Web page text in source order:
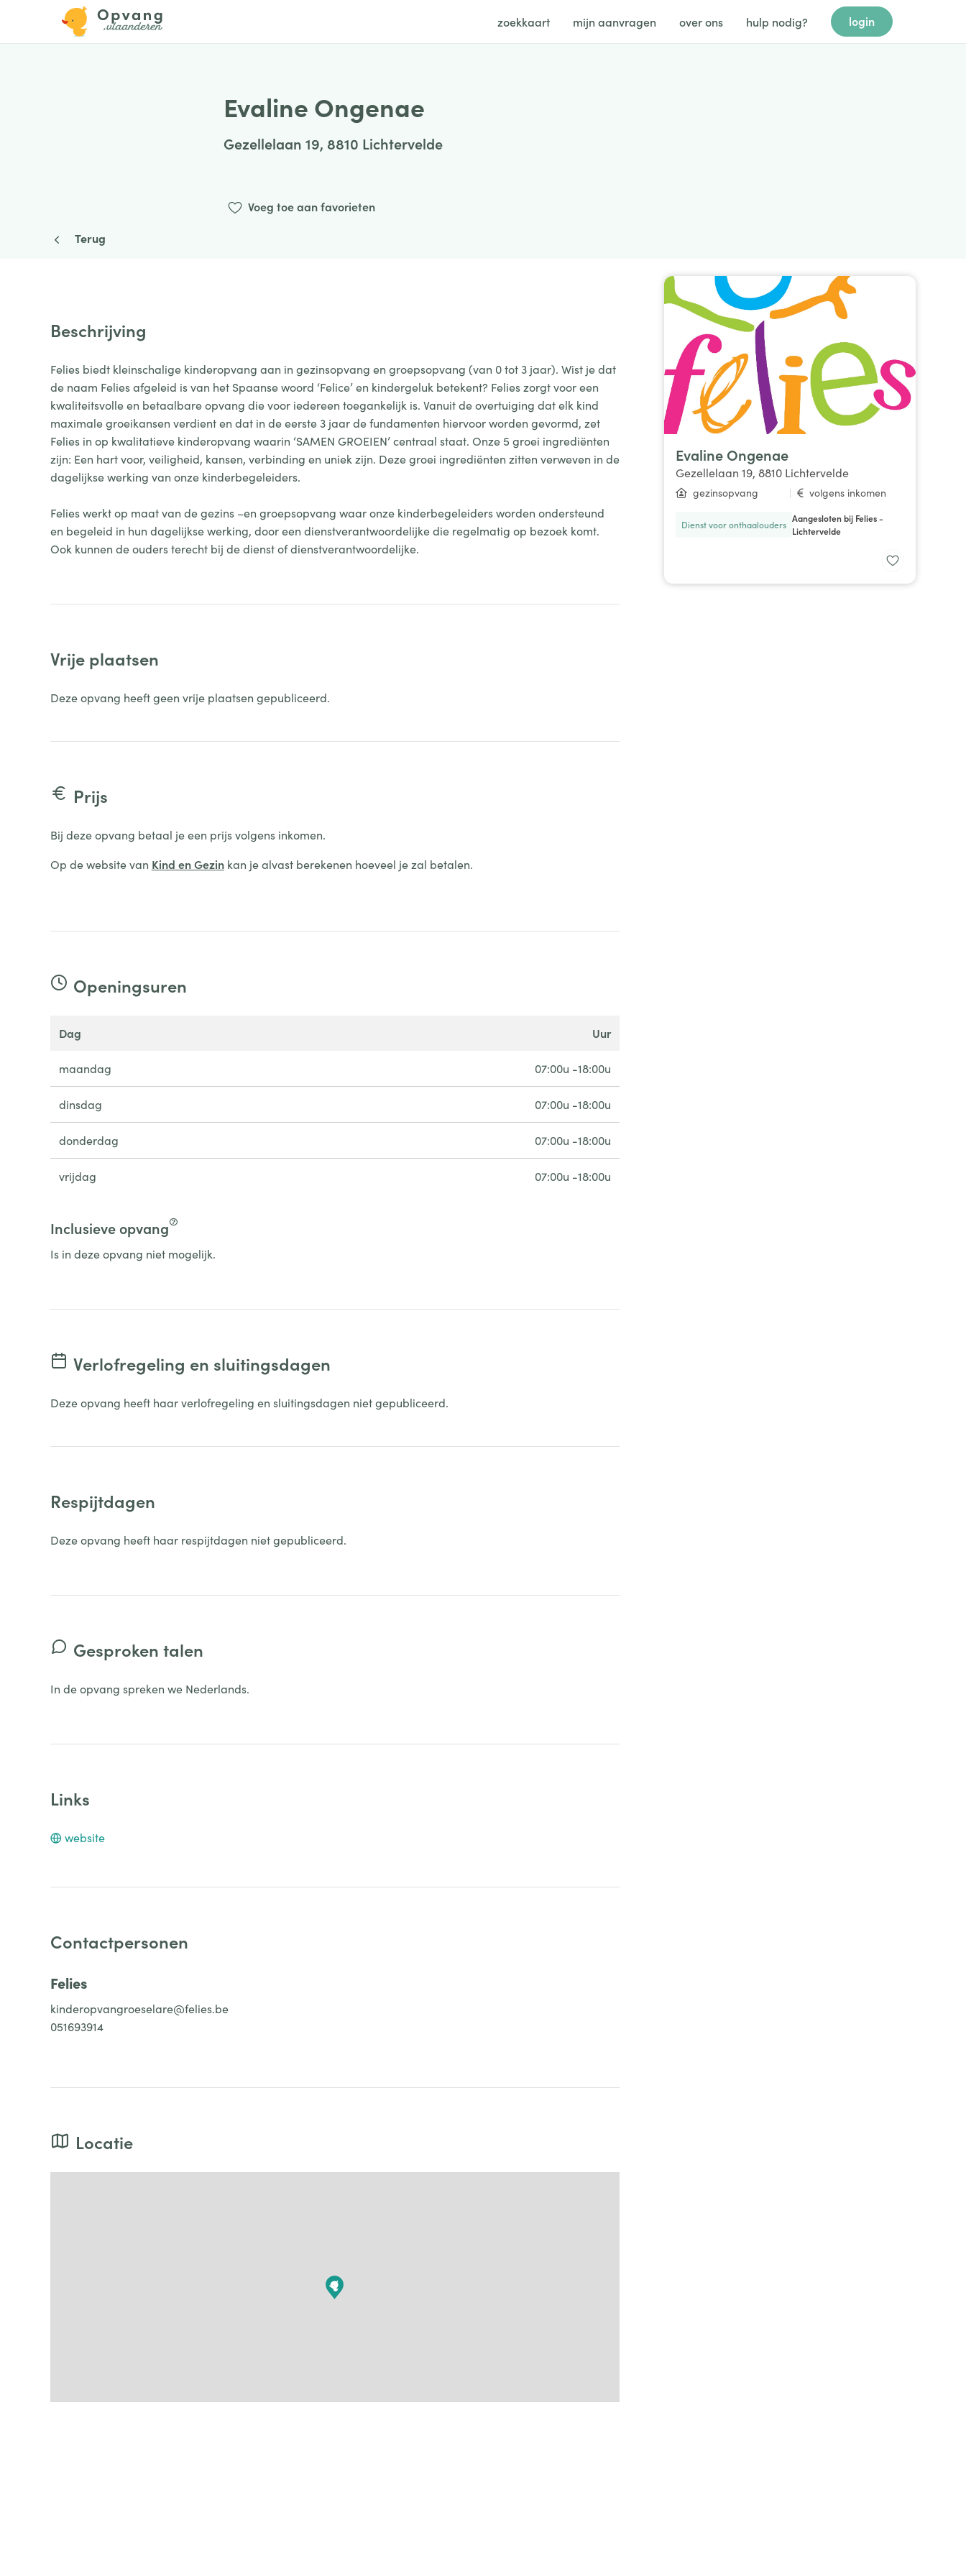
zoekkaart mijn aanvragen over ons hulp nodig? login
Evaline Ongenae
Gezellelaan 19, 8810 Lichtervelde
Voeg toe aan favorieten
Terug
Evaline Ongenae
Gezellelaan 19, 8810 Lichtervelde
gezinsopvang | volgens inkomen
Dienst voor onthaalouders
Aangesloten bij Felies -
Lichtervelde
Beschrijving
Felies biedt kleinschalige kinderopvang aan in gezinsopvang en groepsopvang (van 0 tot 3 jaar). Wist je dat
de naam Felies afgeleid is van het Spaanse woord ‘Felice’ en kindergeluk betekent? Felies zorgt voor een
kwaliteitsvolle en betaalbare opvang die voor iedereen toegankelijk is. Vanuit de overtuiging dat elk kind
maximale groeikansen verdient en dat in de eerste 3 jaar de fundamenten hiervoor worden gevormd, zet
Felies in op kwalitatieve kinderopvang waarin ‘SAMEN GROEIEN’ centraal staat. Onze 5 groei ingrediënten
zijn: Een hart voor, veiligheid, kansen, verbinding en uniek zijn. Deze groei ingrediënten zitten verweven in de
dagelijkse werking van onze kinderbegeleiders.
Felies werkt op maat van de gezins –en groepsopvang waar onze kinderbegeleiders worden ondersteund
en begeleid in hun dagelijkse werking, door een dienstverantwoordelijke die regelmatig op bezoek komt.
Ook kunnen de ouders terecht bij de dienst of dienstverantwoordelijke.
Vrije plaatsen
Deze opvang heeft geen vrije plaatsen gepubliceerd.
Prijs
Bij deze opvang betaal je een prijs volgens inkomen.
Op de website van Kind en Gezinkan je alvast berekenen hoeveel je zal betalen.
Openingsuren
dag uur
maandag 07:00u -18:00u
dinsdag 07:00u -18:00u
donderdag 07:00u -18:00u
vrijdag 07:00u -18:00u
Inclusieve opvang
Is in deze opvang niet mogelijk.
Verlofregeling en sluitingsdagen
Deze opvang heeft haar verlofregeling en sluitingsdagen niet gepubliceerd.
Respijtdagen
Deze opvang heeft haar respijtdagen niet gepubliceerd.
Gesproken talen
In de opvang spreken we Nederlands.
Links
website
Contactpersonen
Felies
kinderopvangroeselare@felies.be
051693914
Locatie